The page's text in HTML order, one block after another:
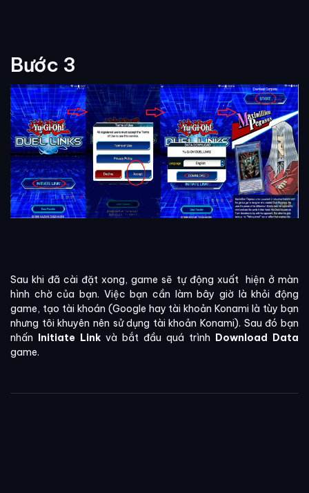
Bước 3
Sau khi đã cài đặt xong, game sẽ tự động xuất hiện ở màn
hình chờ của bạn. Việc bạn cần làm bây giờ là khỏi động
game, tạo tài khoán (Google hay tài khoản Konami là tùy bạn
nhưng tôi khuyên nên sử dụng tài khoản Konami). Sau đó bạn
nhấn
Initiate Link và bắt đầu quá trình
Download Data
game.